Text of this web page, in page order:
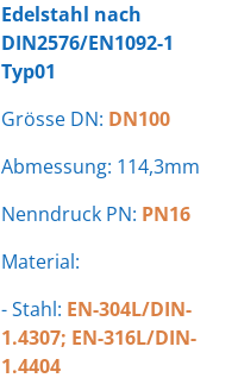
Edelstahl nach
DIN2576/EN1092-1
Typ01
Grösse DN: DN100
Abmessung: 114,3mm
Nenndruck PN: PN16
Material:
- Stahl: EN-304L/DIN-
1.4307; EN-316L/DIN-
1.4404